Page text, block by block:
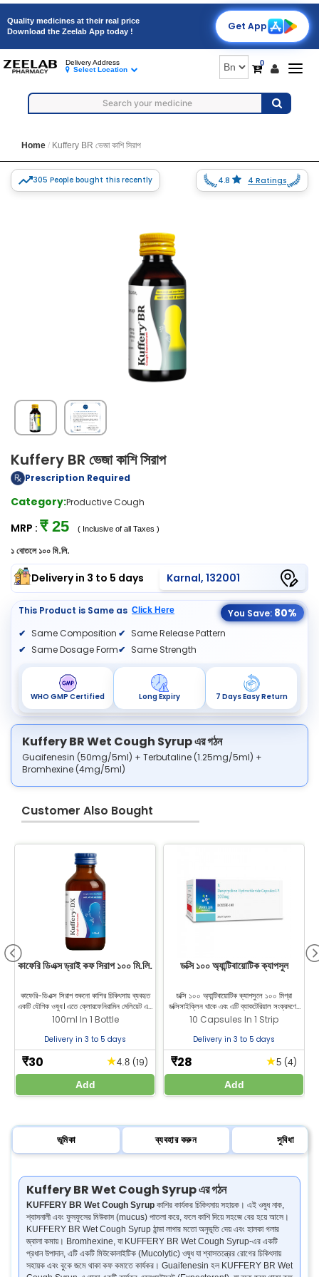
Quality medicines at their real price
Download the Zeelab App today !
Get App
0
Delivery Address
Select Location
Home Kuffery BR ভেজা কাশি সিরাপ
305 People bought this recently 4.8 4 Ratings
Kuffery BR ভেজা কাশি সিরাপ
Prescription Required
Category:Productive Cough
MRP : ₹ 25 ( Inclusive of all Taxes )
১ বোতলে ১০০ মি.লি.
Delivery in 3 to 5 days Karnal, 132001
This Product is Same as Click Here You Save: 80%
Same Composition
Same Dosage Form
Same Release Pattern
Same Strength
WHO GMP Certified Long Expiry 7 Days Easy Return
Kuffery BR Wet Cough Syrup এর গঠন
Guaifenesin (50mg/5ml) + Terbutaline (1.25mg/5ml) +
Bromhexine (4mg/5ml)
Customer Also Bought
কাফেরি ডিএক্স ড্রাই কফ সিরাপ ১০০ মি.লি.
কাফেরি-ডিএক্স সিরাপ শুকনো কাশির চিকিৎসায় ব্যবহৃত
একটি যৌগিক ওষুধ। এতে ক্লোরফেনিরামিন মেলিয়েট এবং
ডেক্সট্রোমেথরফ্যান হাইড্রোব্রোমাইড থাকে, যা শুকনো
কাফেরি-ডিএক্স ড্রাই কফ সিরাপ অর্ডার করুন।
100ml In 1 Bottle
Delivery in 3 to 5 days
₹30 ★4.8 (19)
Add
ডক্সি ১০০ অ্যান্টিবায়োটিক ক্যাপসুল
ডক্সি ১০০ অ্যান্টিবায়োটিক ক্যাপসুলে ১০০ মিগ্রা
ডক্সিসাইক্লিন থাকে এবং এটি ব্যাকটেরিয়াল সংক্রমণের
জন্য ব্যবহৃত হয়। জীল্যাব ফার্মেসি থেকে ১০০ মিগ্রা
ডক্সিসাইক্লিন সেরা দামে কিনুন।
10 Capsules In 1 Strip
Delivery in 3 to 5 days
₹28 ★5 (4)
Add
ভূমিকা ব্যবহার করুন সুবিধা
Kuffery BR Wet Cough Syrup এর গঠন
KUFFERY BR Wet Cough Syrup কাশির কার্যকর চিকিৎসায় সহায়ক। এই ওষুধ নাক,
শ্বাসনালী এবং ফুসফুসের মিউকাস (mucus) পাতলা করে, ফলে কাশি দিয়ে সহজে বের হয়ে আসে।
KUFFERY BR Wet Cough Syrup ঠান্ডা লাগার মতো অনুভূতি দেয় এবং হালকা গলার
জ্বালা কমায়। Bromhexine, যা KUFFERY BR Wet Cough Syrup-এর একটি
প্রধান উপাদান, এটি একটি মিউকোলাইটিক (Mucolytic) ওষুধ যা শ্বাসতন্ত্রের রোগের চিকিৎসায়
সহায়ক এবং বুকে জমে থাকা কফ কমাতে কার্যকর। Guaifenesin হল KUFFERY BR Wet